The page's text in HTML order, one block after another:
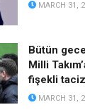
MARCH 31,
Bütün
Milli
fişekli taciz
MARCH 31,